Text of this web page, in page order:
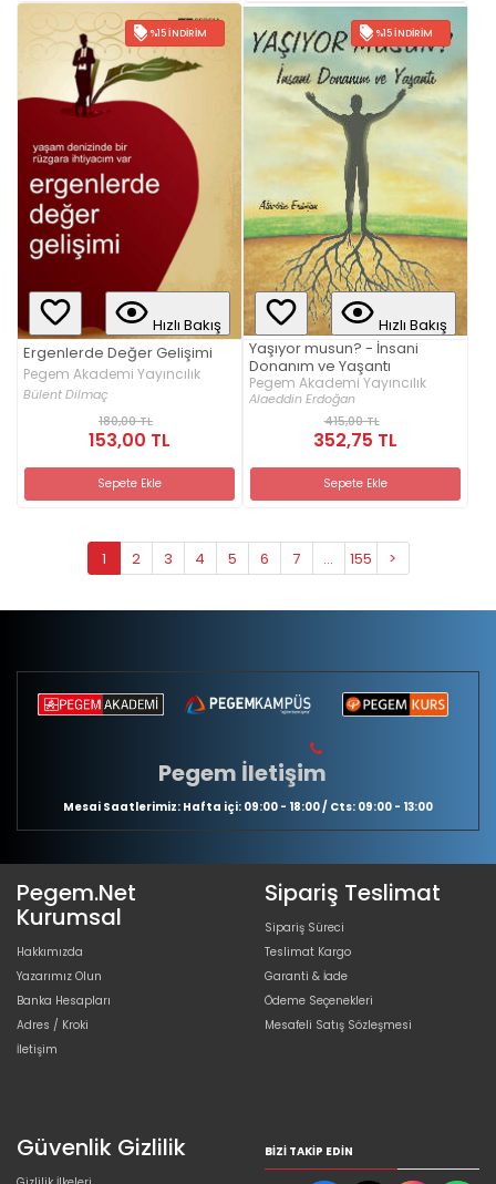
%15 İNDIRIM
Hızlı Bakış
Ergenlerde Değer Gelişimi
Pegem Akademi Yayıncılık
Bülent Dilmaç
180,00 TL
153,00 TL
Sepete Ekle
%15 İNDIRIM
Hızlı Bakış
Yaşıyor musun? - İnsani
Donanım ve Yaşantı
Pegem Akademi Yayıncılık
Alaeddin Erdoğan
415,00 TL
352,75 TL
Sepete Ekle
1 2 3 4 5 6 7 ... 155 >
Pegem İletişim
Mesai Saatlerimiz: Hafta içi: 09:00 - 18:00 / Cts: 09:00 - 13:00
Pegem.Net
Kurumsal
Hakkımızda
Yazarımız Olun
Banka Hesapları
Adres / Kroki
İletişim
Sipariş Teslimat
Sipariş Süreci
Teslimat Kargo
Garanti & İade
Ödeme Seçenekleri
Mesafeli Satış Sözleşmesi
Güvenlik Gizlilik BIZI TAKIP EDIN